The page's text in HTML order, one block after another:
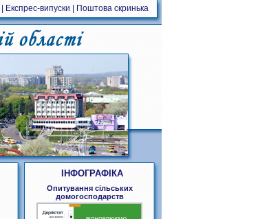
Експрес-випуски Поштова скринька
ІНФОГРАФІКА
Опитування сільських
домогосподарств